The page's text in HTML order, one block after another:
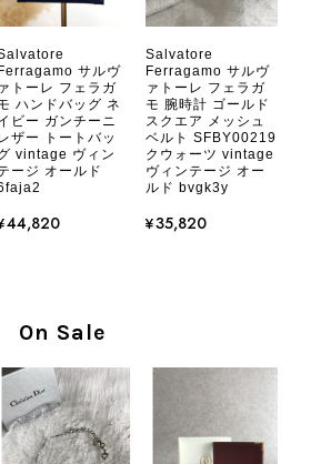
05
立たないシャネルのロゴがとてもいい
なレビューをありがとうございます。
ィンテージならではの上品な魅力を感
大変励みになります！ ぜひこれから
末永くご愛用いただけましたら幸いで
す。 また気になる商品やご不明な点
などございましたら、いつでもお気軽
サルヴ
ァトーレ フェラガ
ハンドバッグ ネ
ビー ガンチーニ
ザー トートバッ
vintage ヴィン
ージ オールド
¥44,820
Salvatore
Ferragamo サルヴ
ァトーレ フェラガ
モ 腕時計 ゴールド
スクエア メッシュ
ベルト SFBY00219
クウォーツ vintage
ヴィンテージ オー
ルド bvgk3y
¥35,820
On Sale